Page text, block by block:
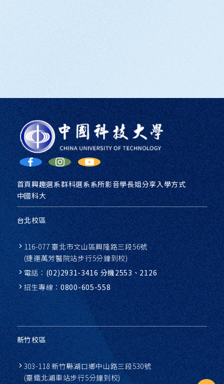
首頁興趣選系群科選系系所影音學長姐分享入學方式
中國科大
台北校區
116-077 臺北市文山區興隆路三段56號
(捷運萬芳醫院站步行5分鐘到校)
電話： (02)2931-3416 分機2553、2126
招生專線：0800-605-558
新竹校區
303-118 新竹縣湖口鄉中山路三段530號
(臺鐵北湖車站步行5分鐘到校)